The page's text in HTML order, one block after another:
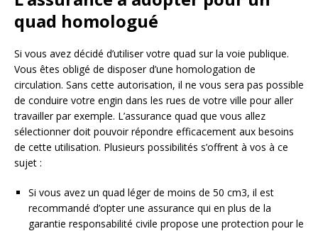
quad homologué
Si vous avez décidé d’utiliser votre quad sur la voie publique.
Vous êtes obligé de disposer d’une homologation de
circulation. Sans cette autorisation, il ne vous sera pas possible
de conduire votre engin dans les rues de votre ville pour aller
travailler par exemple. L’assurance quad que vous allez
sélectionner doit pouvoir répondre efficacement aux besoins
de cette utilisation. Plusieurs possibilités s’offrent à vos à ce
sujet :
Si vous avez un quad léger de moins de 50 cm3, il est
recommandé d’opter une assurance qui en plus de la
garantie responsabilité civile propose une protection pour le